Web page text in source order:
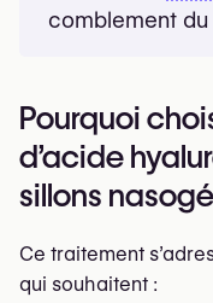
comblement
Pourquoi
d’acide
sillons
Ce traitement
qui souhaitent :